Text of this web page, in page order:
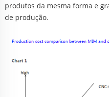
produtos da mesma forma e
de produção.